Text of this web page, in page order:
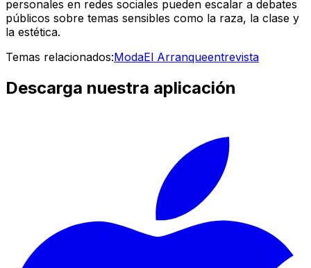
personales en redes sociales pueden escalar a debates
públicos sobre temas sensibles como la raza, la clase y
la estética.
Temas relacionados:ModaEl Arranqueentrevista
Descarga nuestra aplicación